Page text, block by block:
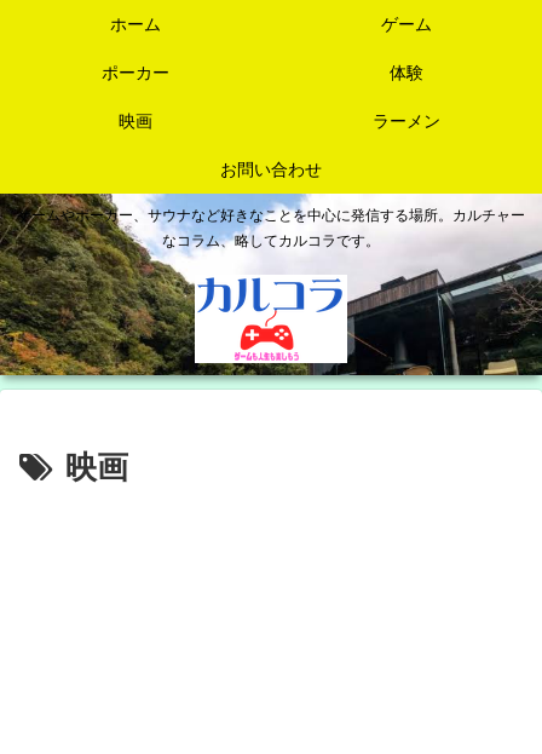
ゲームやポーカー、サウナなど好きなことを中心に発信する場所。カルチャー
なコラム、略してカルコラです。
ホーム ゲーム
ポーカー 体験
映画 ラーメン
お問い合わせ
映画